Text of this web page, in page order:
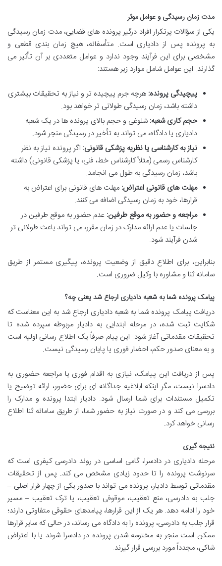
مدت زمان رسیدگی و عوامل موثر
یکی از سؤالات پرتکرار افراد درگیر پرونده های قضایی، مدت زمان رسیدگی
به پرونده پس از دادیاری است. متأسفانه، هیچ زمان بندی قطعی و
مشخصی برای این فرآیند وجود ندارد و عوامل متعددی بر آن تأثیر می
گذارند. این عوامل شامل موارد زیر هستند:
پیچیدگی پرونده: هرچه جرم پیچیده تر و نیاز به تحقیقات بیشتری
داشته باشد، زمان رسیدگی طولانی تر خواهد بود.
حجم کاری شعبه: شلوغی و حجم بالای پرونده ها در یک شعبه
دادیاری یا دادگاه، می تواند به تأخیر در رسیدگی منجر شود.
نیاز به کارشناسی یا نظریه پزشکی قانونی: اگر پرونده نیاز به نظر
کارشناس رسمی (مثلاً کارشناس خط، فنی، یا پزشکی قانونی) داشته
باشد، زمان رسیدگی به طول می انجامد.
مهلت های قانونی اعتراض: مهلت های قانونی برای اعتراض به
قرارها، خود به زمان رسیدگی اضافه می کنند.
مراجعه و حضور به موقع طرفین: عدم حضور به موقع طرفین در
جلسات یا عدم ارائه مدارک در زمان مقرر، می تواند باعث طولانی تر
شدن فرآیند شود.
بنابراین، برای اطلاع دقیق از وضعیت پرونده، پیگیری مستمر از طریق
سامانه ثنا و مشاوره با وکیل ضروری است.
پیامک پرونده شما به شعبه دادیاری ارجاع شد یعنی چه؟
دریافت پیامک پرونده شما به شعبه دادیاری ارجاع شد به این معناست که
شکایت ثبت شده، در مرحله ابتدایی به دادیار مربوطه سپرده شده تا
تحقیقات مقدماتی آغاز شود. این پیام صرفاً یک اطلاع رسانی اولیه است
و به معنای صدور حکم، احضار فوری یا پایان رسیدگی نیست.
پس از دریافت این پیامک، نیازی به اقدام فوری یا مراجعه حضوری به
دادسرا نیست، مگر اینکه ابلاغیه جداگانه ای برای حضور، ارائه توضیح یا
تکمیل مستندات برای شما ارسال شود. دادیار ابتدا پرونده و مدارک را
بررسی می کند و در صورت نیاز به حضور شما، از طریق سامانه ثنا اطلاع
رسانی خواهد کرد.
نتیجه گیری
مرحله دادیاری در دادسرا، گامی اساسی در روند دادرسی کیفری است که
سرنوشت پرونده را تا حدود زیادی مشخص می کند. پس از تحقیقات
مقدماتی توسط دادیار، پرونده می تواند با صدور یکی از چهار قرار اصلی –
جلب به دادرسی، منع تعقیب، موقوفی تعقیب، یا ترک تعقیب – مسیر
خود را ادامه دهد. هر یک از این قرارها، پیامدهای حقوقی متفاوتی دارند؛
قرار جلب به دادرسی، پرونده را به دادگاه می رساند، در حالی که سایر قرارها
ممکن است منجر به مختومه شدن پرونده در دادسرا شوند یا با اعتراض
شاکی، مجدداً مورد بررسی قرار گیرند.